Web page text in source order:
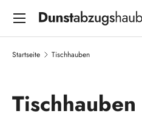
DIREKT ZUM INHALT
Suchen
Menü
Startseite Tischhauben
Tischhauben